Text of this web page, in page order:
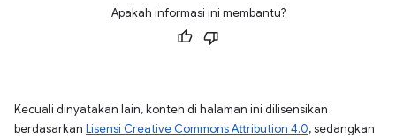
Apakah informasi ini membantu?
Kecuali dinyatakan lain, konten di halaman ini dilisensikan
berdasarkan Lisensi Creative Commons Attribution 4.0, sedangkan